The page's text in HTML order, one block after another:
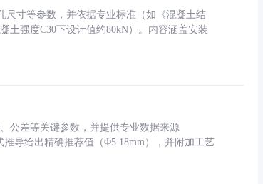
尺寸等参数，并依据专业标准（如《混凝土结
土强度C30下设计值约80kN）。内容涵盖安装
公差等关键参数，并提供专业数据来源
推导给出精确推荐值（Φ5.18mm），并附加工艺